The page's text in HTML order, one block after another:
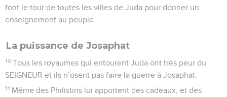
font le tour de toutes les villes de Juda pour donner un
enseignement au peuple.
La puissance de Josaphat
10 Tous les royaumes qui entourent Juda ont très peur du
SEIGNEUR et ils n’osent pas faire la guerre à Josaphat.
11 Même des Philistins lui apportent des cadeaux, et des